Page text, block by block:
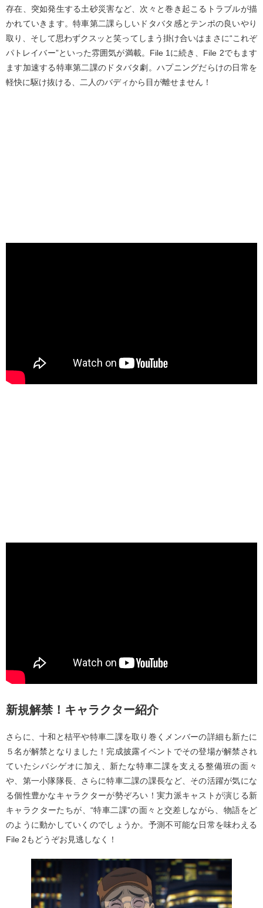
存在、突如発生する土砂災害など、次々と巻き起こるトラブルが描
かれていきます。特車第二課らしいドタバタ感とテンポの良いやり
取り、そして思わずクスッと笑ってしまう掛け合いはまさに“これぞ
パトレイバー”といった雰囲気が満載。File 1に続き、File 2でもます
ます加速する特車第二課のドタバタ劇。ハプニングだらけの日常を
軽快に駆け抜ける、二人のバディから目が離せません！
新規解禁！キャラクター紹介
さらに、十和と桔平や特車二課を取り巻くメンバーの詳細も新たに
５名が解禁となりました！完成披露イベントでその登場が解禁され
ていたシバシゲオに加え、新たな特車二課を支える整備班の面々
や、第一小隊隊長、さらに特車二課の課長など、その活躍が気にな
る個性豊かなキャラクターが勢ぞろい！実力派キャストが演じる新
キャラクターたちが、“特車二課”の面々と交差しながら、物語をど
のように動かしていくのでしょうか。予測不可能な日常を味わえる
File 2もどうぞお見逃しなく！